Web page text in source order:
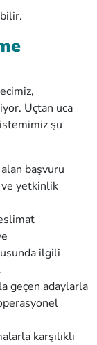
Uçtan uca
şu
başvuru
ve yetkinlik
ilgili
geçen adaylarla
karşılıklı